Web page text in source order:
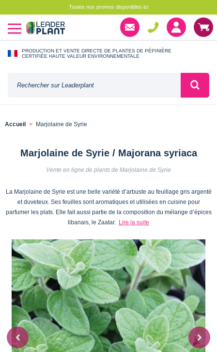
Toutes nos promos disponibles ici
PRODUCTION ET VENTE DIRECTE DE PLANTES DE PÉPINIÈRE
CERTIFIÉE HAUTE VALEUR ENVIRONNEMENTALE
Accueil Marjolaine de Syrie
Marjolaine de Syrie / Majorana syriaca
Vente en ligne de plants de Marjolaine de Syrie
La Marjolaine de Syrie est une belle variété d’arbuste au feuillage gris argenté
et duveteux. Ses feuilles sont aromatiques et utilisées en cuisine pour
parfumer les plats. Elle fait aussi partie de la composition du mélange d’épices
libanais, le Zaatar. Lire la suite